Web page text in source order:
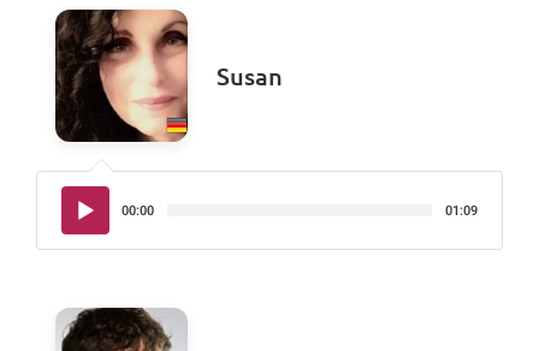
Susan
Audio-
Player
00:00 01:09